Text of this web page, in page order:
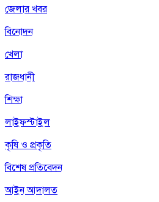
জেলার খবর
বিনোদন
খেলা
রাজধানী
শিক্ষা
লাইফস্টাইল
কৃষি ও প্রকৃতি
বিশেষ প্রতিবেদন
আইন আদালত